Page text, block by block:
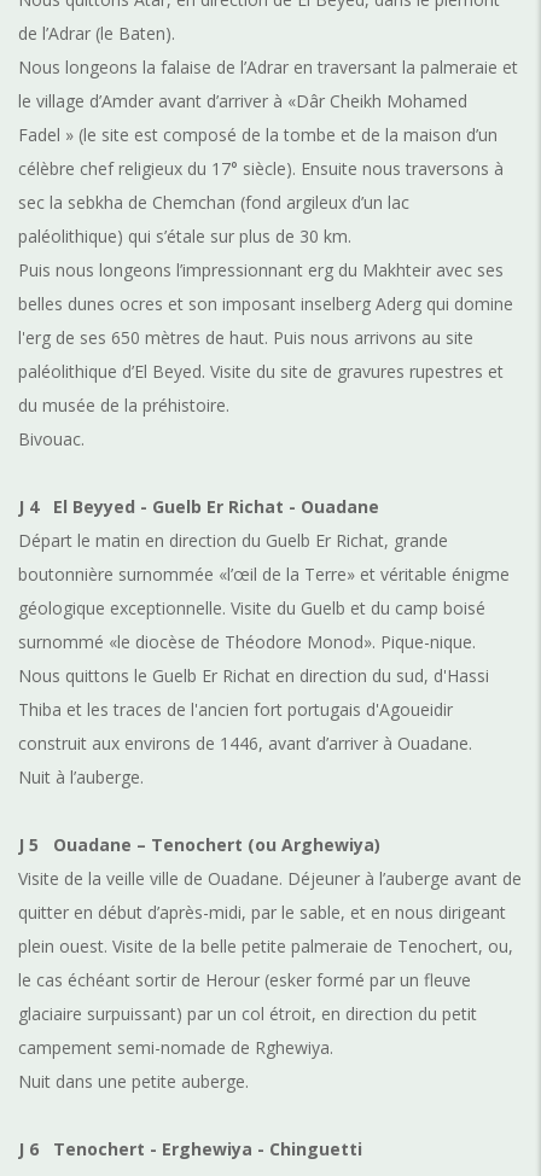
de l’Adrar (le Baten).
Nous longeons la falaise de l’Adrar en traversant la palmeraie et
le village d’Amder avant d’arriver à «Dâr Cheikh Mohamed
Fadel » (le site est composé de la tombe et de la maison d’un
célèbre chef religieux du 17° siècle). Ensuite nous traversons à
sec la sebkha de Chemchan (fond argileux d’un lac
paléolithique) qui s’étale sur plus de 30 km.
Puis nous longeons l’impressionnant erg du Makhteir avec ses
belles dunes ocres et son imposant inselberg Aderg qui domine
l'erg de ses 650 mètres de haut. Puis nous arrivons au site
paléolithique d’El Beyed. Visite du site de gravures rupestres et
du musée de la préhistoire.
Bivouac.
J 4El Beyyed - Guelb Er Richat - Ouadane
Départ le matin en direction du Guelb Er Richat, grande
boutonnière surnommée «l’œil de la Terre» et véritable énigme
géologique exceptionnelle. Visite du Guelb et du camp boisé
surnommé «le diocèse de Théodore Monod». Pique-nique.
Nous quittons le Guelb Er Richat en direction du sud, d'Hassi
Thiba et les traces de l'ancien fort portugais d'Agoueidir
construit aux environs de 1446, avant d’arriver à Ouadane.
Nuit à l’auberge.
J 5 Ouadane – Tenochert (ou Arghewiya)
Visite de la veille ville de Ouadane. Déjeuner à l’auberge avant de
quitter en début d’après-midi, par le sable, et en nous dirigeant
plein ouest. Visite de la belle petite palmeraie de Tenochert, ou,
le cas échéant sortir de Herour (esker formé par un fleuve
glaciaire surpuissant) par un col étroit, en direction du petit
campement semi-nomade de Rghewiya.
Nuit dans une petite auberge.
J 6 Tenochert - Erghewiya - Chinguetti